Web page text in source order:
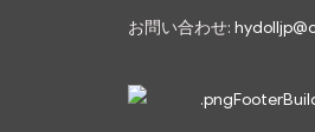
お問い合わせ: